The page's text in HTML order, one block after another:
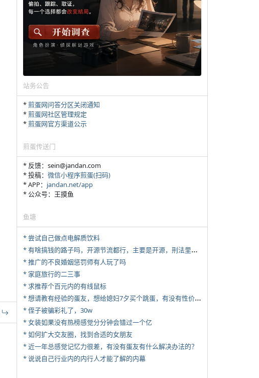
站务公告
*煎蛋网问答分区关闭通知
*煎蛋网社区管理规定
*煎蛋网官方渠道公示
煎蛋传送门
* 反馈：sein@jandan.com
* 投稿： 微信小程序煎蛋(扫码)
* APP： jandan.net/app
* 公众号：王摸鱼
鱼塘
* 尝试自己做点电解质饮料
*
有啥搞钱的路子吗，开源节流都行，主要是开源，刑法里的咱不做
* 推广的不良婚姻惩罚师有人玩了吗
* 家庭旅行的二三事
* 求推荐个百元内的有线鼠标
*
想请教有经验的蛋友，想给媳妇7夕买个跳蛋，有没有性价比高的推荐
* 侄子被骗彩礼了，30w
* 女装如果没有热榜感觉分分钟会错过一个亿
* 如何扩大交友圈，找到合适的女朋友
* 近一年总感觉记忆力很差，有没有蛋友有什么解决办法的？
* 说说自己行业内的内行人才能了解的内幕